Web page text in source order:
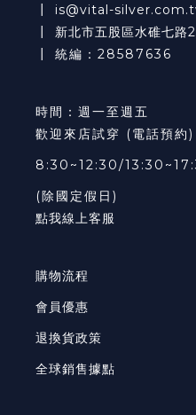
is@vital-
新北市五股區水碓七路
┃ 統編：28587636
時間：週一至週五
歡迎來店試穿 (電話預約)
8:30~12:30/
(除國定假日)
點我線上客服
購物流程
會員優惠
退換貨政策
全球銷售據點